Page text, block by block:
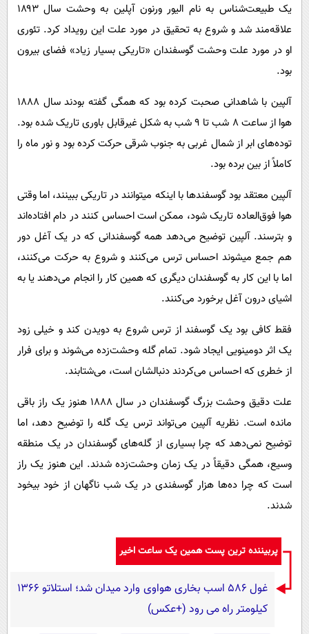
یک طبیعت‌شناس به نام الیور ورنون آپلین به وحشت سال ۱۸۹۳
علاقه‌مند شد و شروع به تحقیق در مورد علت این رویداد کرد. تئوری
او در مورد علت وحشت گوسفندان «تاریکی بسیار زیاد» فضای بیرون
بود.
آلپین با شاهدانی صحبت کرده بود که همگی گفته بودند سال ۱۸۸۸
هوا از ساعت ۸ شب تا ۹ شب به شکل غیرقابل باوری تاریک شده بود.
توده‌های ابر از شمال غربی به جنوب شرقی حرکت کرده بود و نور ماه را
کاملاً از بین برده بود.
آلپین معتقد بود گوسفندها با اینکه میتوانند در تاریکی ببینند، اما وقتی
هوا فوق‌العاده تاریک شود، ممکن است احساس کنند در دام افتاده‌اند
و بترسند. آلپین توضیح می‌دهد همه گوسفندانی که در یک آغل دور
هم جمع میشوند احساس ترس می‌کنند و شروع به حرکت می‌کنند،
اما با این کار به گوسفندان دیگری که همین کار را انجام می‌دهند یا به
اشیای درون آغل برخورد می‌کنند.
فقط کافی بود یک گوسفند از ترس شروع به دویدن کند و خیلی زود
یک اثر دومینویی ایجاد شود. تمام گله وحشت‌زده می‌شوند و برای فرار
از خطری که احساس می‌کردند دنبالشان است، می‌شتابند.
علت دقیق وحشت بزرگ گوسفندان در سال ۱۸۸۸ هنوز یک راز باقی
مانده است. نظریه آلپین می‌تواند ترس یک گله را توضیح دهد، اما
توضیح نمی‌دهد که چرا بسیاری از گله‌های گوسفندان در یک منطقه
وسیع، همگی دقیقاً در یک زمان وحشت‌زده شدند. این هنوز یک راز
است که چرا ده‌ها هزار گوسفندی در یک شب ناگهان از خود بیخود
شدند.
پربیننده ترین پست همین یک ساعت اخیر
غول 586 اسب بخاری هواوی وارد میدان شد؛ استلاتو 1366
کیلومتر راه می رود (+عکس)